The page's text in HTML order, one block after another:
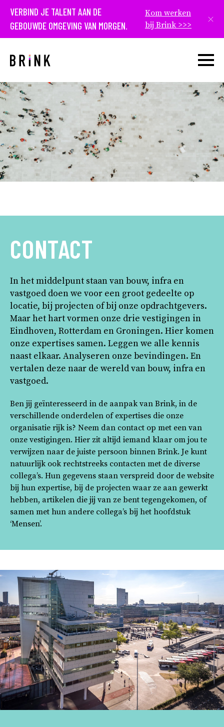
VERBIND JE TALENT AAN DE
GEBOUWDE OMGEVING VAN MORGEN.
Kom werken
bij Brink >>>
Open
CONTACT
In het middelpunt staan van bouw, infra en
vastgoed doen we voor een groot gedeelte op
locatie, bij projecten of bij onze opdrachtgevers.
Maar het hart vormen onze drie vestigingen in
Eindhoven, Rotterdam en Groningen. Hier komen
onze expertises samen. Leggen we alle kennis
naast elkaar. Analyseren onze bevindingen. En
vertalen deze naar de wereld van bouw, infra en
vastgoed.
Ben jij geïnteresseerd in de aanpak van Brink, in de
verschillende onderdelen of expertises die onze
organisatie rijk is? Neem dan contact op met een van
onze vestigingen. Hier zit altijd iemand klaar om jou te
verwijzen naar de juiste persoon binnen Brink. Je kunt
natuurlijk ook rechtstreeks contacten met de diverse
collega’s. Hun gegevens staan verspreid door de website
bij hun expertise, bij de projecten waar ze aan gewerkt
hebben, artikelen die jij van ze bent tegengekomen, of
samen met hun andere collega’s bij het hoofdstuk
‘Mensen’.